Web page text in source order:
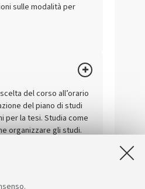
sulle modalità per
del corso all’orario
del piano di studi
per la tesi. Studia come
organizzare gli studi.